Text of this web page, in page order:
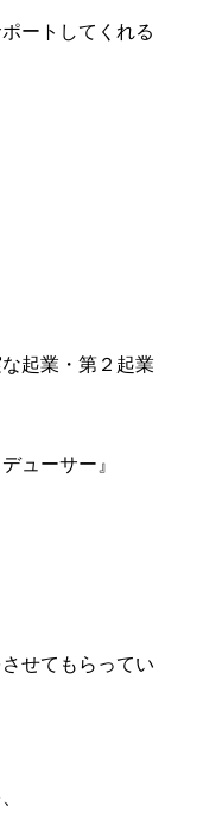
ートしてくれる
起業・第２起業
ューサー』
せてもらってい